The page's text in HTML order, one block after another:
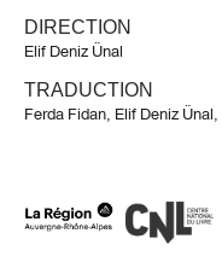
DIRECTION
Elif Deniz Ünal
TRADUCTION
Ferda Fidan Elif Deniz Ünal